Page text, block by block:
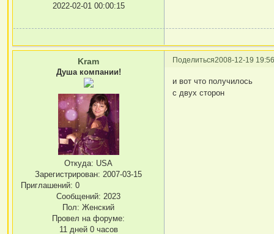
2022-02-01 00:00:15
Поделиться2008-12-19
Kram
Душа компании!
Откуда: USA
Зарегистрирован: 2007-03-15
Приглашений: 0
Сообщений: 2023
Пол: Женский
Провел на форуме:
11 дней 0 часов
и вот что получилось
с двух сторон